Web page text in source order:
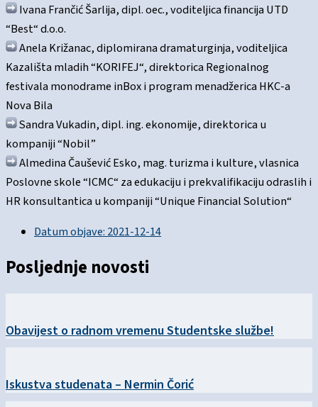
Ivana Frančić Šarlija, dipl. oec., voditeljica financija UTD
“Best“ d.o.o.
Anela Križanac, diplomirana dramaturginja, voditeljica
Kazališta mladih “KORIFEJ“, direktorica Regionalnog
festivala monodrame inBox i program menadžerica HKC-a
Nova Bila
Sandra Vukadin, dipl. ing. ekonomije, direktorica u
kompaniji “Nobil”
Almedina Čaušević Esko, mag. turizma i kulture, vlasnica
Poslovne skole “ICMC“ za edukaciju i prekvalifikaciju odraslih i
HR konsultantica u kompaniji “Unique Financial Solution“
Datum objave:2021-12-14
Posljednje novosti
Obavijest o radnom vremenu Studentske službe!
Iskustva studenata – Nermin Čorić